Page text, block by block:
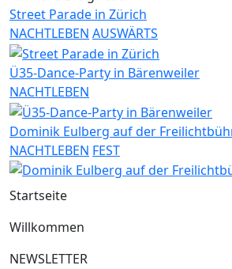
Street Parade in Zürich
NACHTLEBEN AUSWÄRTS
Ü35-Dance-Party in Bärenweiler
NACHTLEBEN
Dominik Eulberg auf der
NACHTLEBEN FEST
Startseite
Willkommen
NEWSLETTER